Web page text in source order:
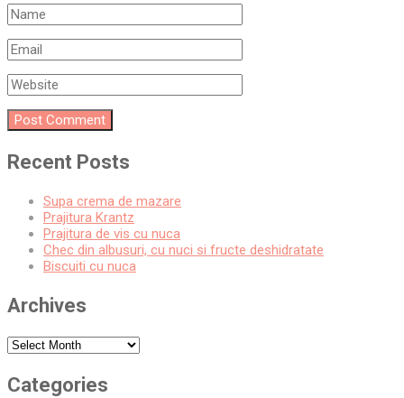
Recent Posts
Supa crema de mazare
Prajitura Krantz
Prajitura de vis cu nuca
Chec din albusuri, cu nuci si fructe deshidratate
Biscuiti cu nuca
Archives
Archives
Categories